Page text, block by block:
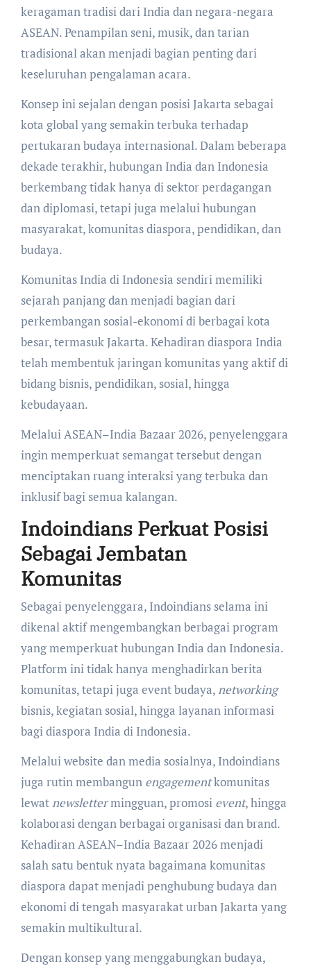
keragaman tradisi dari India dan negara-negara
ASEAN. Penampilan seni, musik, dan tarian
tradisional akan menjadi bagian penting dari
keseluruhan pengalaman acara.
Konsep ini sejalan dengan posisi Jakarta sebagai
kota global yang semakin terbuka terhadap
pertukaran budaya internasional. Dalam beberapa
dekade terakhir, hubungan India dan Indonesia
berkembang tidak hanya di sektor perdagangan
dan diplomasi, tetapi juga melalui hubungan
masyarakat, komunitas diaspora, pendidikan, dan
budaya.
Komunitas India di Indonesia sendiri memiliki
sejarah panjang dan menjadi bagian dari
perkembangan sosial-ekonomi di berbagai kota
besar, termasuk Jakarta. Kehadiran diaspora India
telah membentuk jaringan komunitas yang aktif di
bidang bisnis, pendidikan, sosial, hingga
kebudayaan.
Melalui ASEAN–India Bazaar 2026, penyelenggara
ingin memperkuat semangat tersebut dengan
menciptakan ruang interaksi yang terbuka dan
inklusif bagi semua kalangan.
Indoindians Perkuat Posisi
Sebagai Jembatan
Komunitas
Sebagai penyelenggara, Indoindians selama ini
dikenal aktif mengembangkan berbagai program
yang memperkuat hubungan India dan Indonesia.
Platform ini tidak hanya menghadirkan berita
komunitas, tetapi juga event budaya,networking
bisnis, kegiatan sosial, hingga layanan informasi
bagi diaspora India di Indonesia.
Melalui website dan media sosialnya, Indoindians
juga rutin membangun engagementkomunitas
lewatnewslettermingguan, promosi event, hingga
kolaborasi dengan berbagai organisasi dan brand.
Kehadiran ASEAN–India Bazaar 2026 menjadi
salah satu bentuk nyata bagaimana komunitas
diaspora dapat menjadi penghubung budaya dan
ekonomi di tengah masyarakat urban Jakarta yang
semakin multikultural.
Dengan konsep yang menggabungkan budaya,